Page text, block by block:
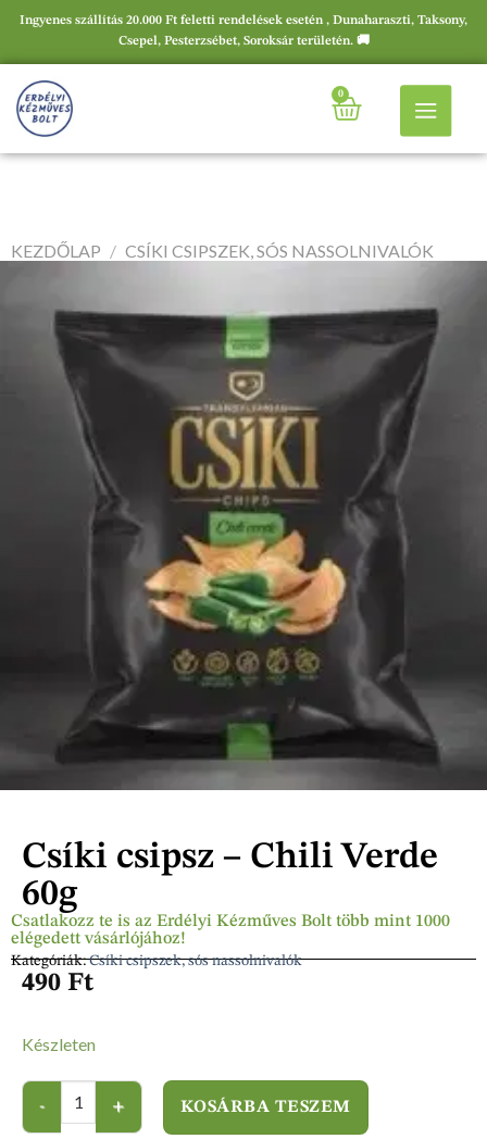
Ingyenes szállítás 20.000 Ft feletti rendelések esetén , Dunaharaszti, Taksony,
Csepel, Pesterzsébet, Soroksár területén. 🚚
0
Csatlakozz te is az Erdélyi Kézműves Bolt több mint 1000
elégedett vásárlójához!
Kategóriák:Csíki csipszek, sós nassolnivalók
Csíki csipsz – Chili Verde
60g
490 Ft
Készleten
KOSÁRBA TESZEM
KEZDŐLAP / CSÍKI CSIPSZEK, SÓS NASSOLNIVALÓK